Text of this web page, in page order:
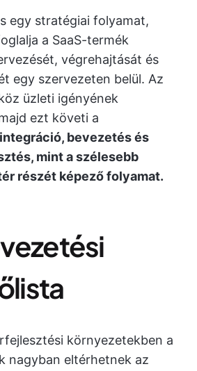
egy stratégiai folyamat,
a SaaS-termék
végrehajtását és
egy szervezeten belül. Az
üzleti igényének
ezt követi a
bevezetés és
mint a szélesebb
részét képező folyamat.
környezetekben a
nagyban eltérhetnek az